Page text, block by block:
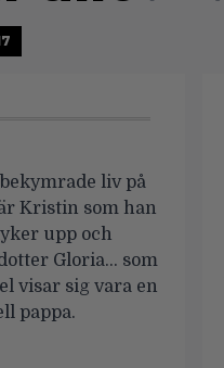
liv på
Kristin som han
upp och
Gloria… som
visar sig vara en
pappa.